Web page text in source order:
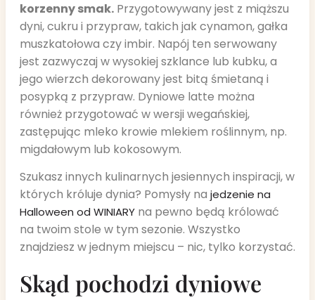
korzenny smak. Przygotowywany jest z miąższu
dyni, cukru i przypraw, takich jak cynamon, gałka
muszkatołowa czy imbir. Napój ten serwowany
jest zazwyczaj w wysokiej szklance lub kubku, a
jego wierzch dekorowany jest bitą śmietaną i
posypką z przypraw. Dyniowe latte można
również przygotować w wersji wegańskiej,
zastępując mleko krowie mlekiem roślinnym, np.
migdałowym lub kokosowym.
Szukasz innych kulinarnych jesiennych inspiracji, w
których króluje dynia? Pomysły na jedzenie na
Halloween od WINIARY na pewno będą królować
na twoim stole w tym sezonie. Wszystko
znajdziesz w jednym miejscu – nic, tylko korzystać.
Skąd pochodzi dyniowe